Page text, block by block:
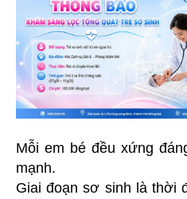
Mỗi em bé đều xứng
mạnh.
Giai đoạn sơ sinh là thời